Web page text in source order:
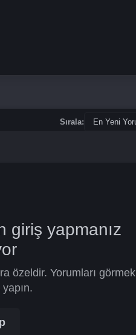
Sırala:
giriş yapmanız
özeldir. Yorumları görmek